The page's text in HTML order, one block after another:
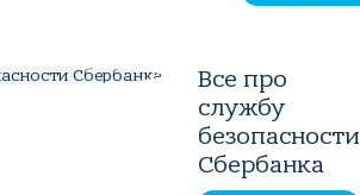
Все про
службу
безопасности
Сбербанка